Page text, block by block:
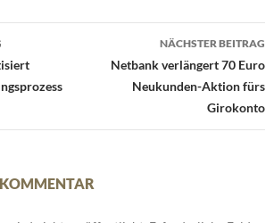
NÄCHSTER BEITRAG
Netbank verlängert 70 Euro
Neukunden-Aktion fürs
Girokonto